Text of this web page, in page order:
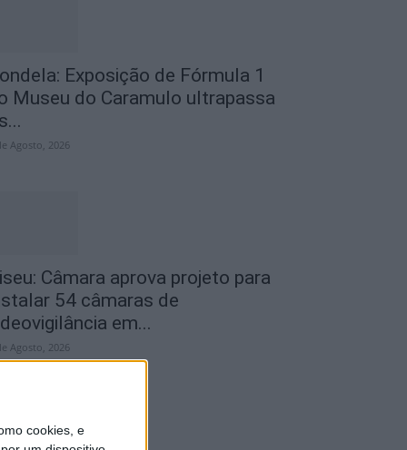
cookies, e
Exposição de Fórmula 1
Museu do Caramulo ultrapassa
Agosto, 2026
Câmara aprova projeto para
54 câmaras de
em...
Agosto, 2026